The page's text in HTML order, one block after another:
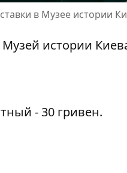
в Музее истории
истории
- 30 гривен.